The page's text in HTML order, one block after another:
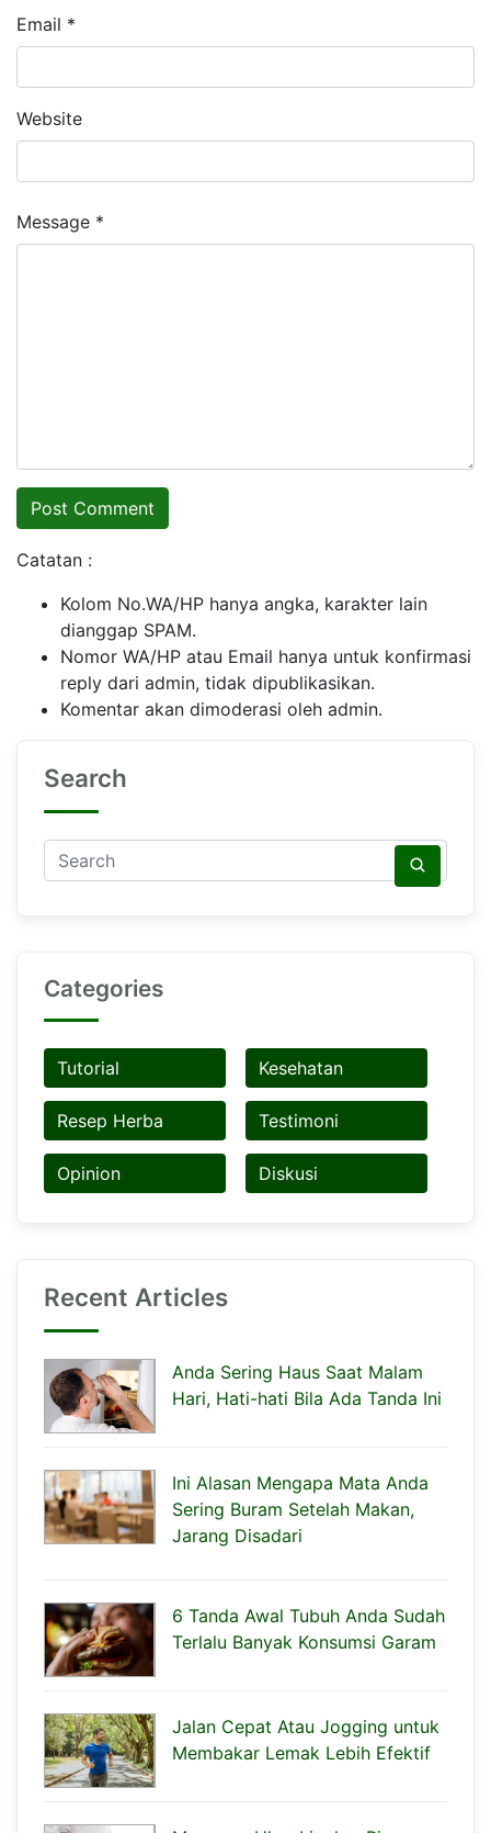
Email *
Website
Message *
Catatan :
Kolom No.WA/HP hanya angka, karakter lain
dianggap SPAM.
Nomor WA/HP atau Email hanya untuk konfirmasi
reply dari admin, tidak dipublikasikan.
Komentar akan dimoderasi oleh admin.
Search
Categories
Tutorial Kesehatan
Resep Herba Testimoni
Opinion Diskusi
Recent Articles
Anda Sering Haus Saat Malam
Hari, Hati-hati Bila Ada Tanda Ini
Ini Alasan Mengapa Mata Anda
Sering Buram Setelah Makan,
Jarang Disadari
6 Tanda Awal Tubuh Anda Sudah
Terlalu Banyak Konsumsi Garam
Jalan Cepat Atau Jogging untuk
Membakar Lemak Lebih Efektif